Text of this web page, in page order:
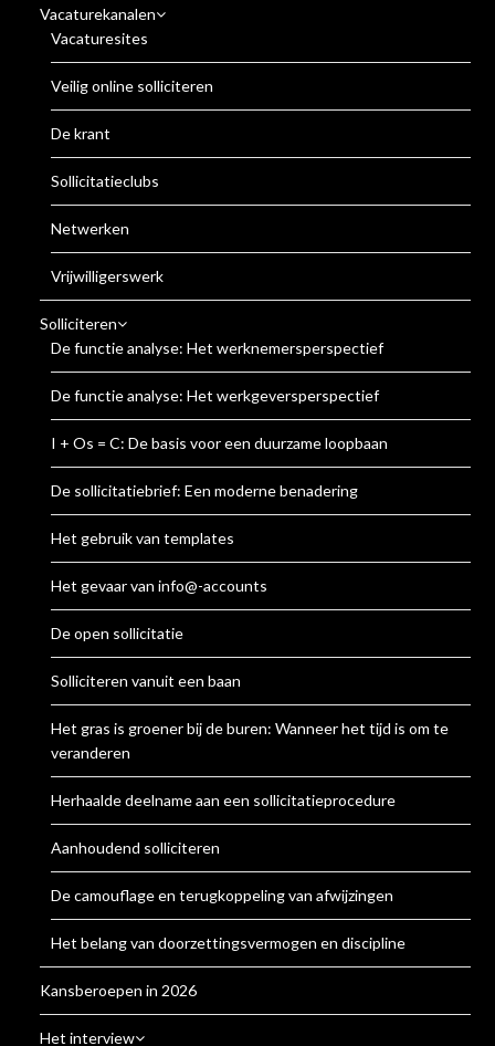
Vacaturekanalen
Vacaturesites
Veilig online solliciteren
De krant
Sollicitatieclubs
Netwerken
Vrijwilligerswerk
Solliciteren
De functie analyse: Het werknemersperspectief
De functie analyse: Het werkgeversperspectief
I + Os = C: De basis voor een duurzame loopbaan
De sollicitatiebrief: Een moderne benadering
Het gebruik van templates
Het gevaar van info@-accounts
De open sollicitatie
Solliciteren vanuit een baan
Het gras is groener bij de buren: Wanneer het tijd is om te
veranderen
Herhaalde deelname aan een sollicitatieprocedure
Aanhoudend solliciteren
De camouflage en terugkoppeling van afwijzingen
Het belang van doorzettingsvermogen en discipline
Kansberoepen in 2026
Het interview